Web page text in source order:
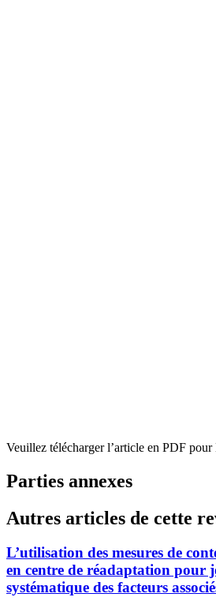
Veuillez télécharger l’article en PDF pour
Parties annexes
Autres articles de cette
L’utilisation des mesures de
en centre de réadaptation pour
systématique des facteurs